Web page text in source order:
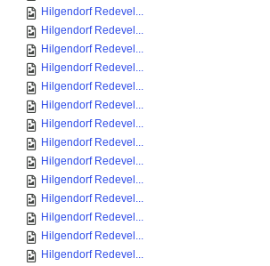
Hilgendorf Redevel...
Hilgendorf Redevel...
Hilgendorf Redevel...
Hilgendorf Redevel...
Hilgendorf Redevel...
Hilgendorf Redevel...
Hilgendorf Redevel...
Hilgendorf Redevel...
Hilgendorf Redevel...
Hilgendorf Redevel...
Hilgendorf Redevel...
Hilgendorf Redevel...
Hilgendorf Redevel...
Hilgendorf Redevel...